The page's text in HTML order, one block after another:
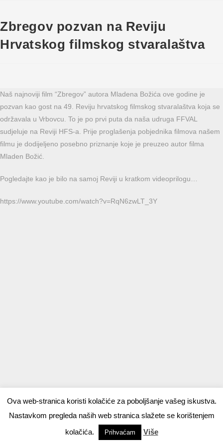
Zbregov pozvan na Reviju
Hrvatskog filmskog stvaralaštva
Naš najnoviji film “Zbregov” autora Mladena Božića ove godine je
pozvan kao gost na 49. Reviju hrvatskog filmskog stvaralaštva koja se
održavala u Vrbovcu. To je po prvi puta da naša udruga FFVAL
sudjeluje na Reviji HFS-a. Prije proglašenja pobjednika filmova našem
filmu je dodijeljeno posebno priznanje koje je preuzeo autor filma
Mladen Božić.
Pogledajte kao je bilo na samoj Reviji u kratkom videoprilogu…
https://www.youtube.com/watch?v=RqN6zwLT_3Y
Ova web-stranica koristi kolačiće za poboljšanje vašeg iskustva.
Nastavkom pregleda naših web stranica slažete se korištenjem
kolačića.
Prihvaćam Više